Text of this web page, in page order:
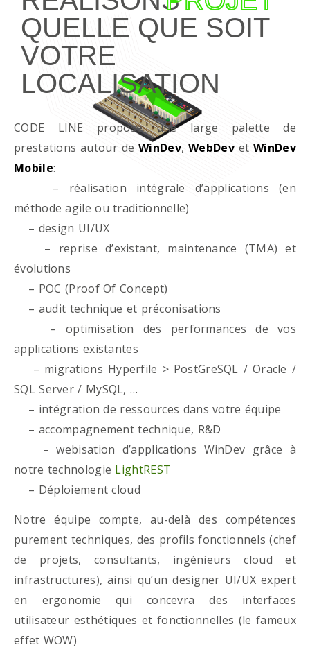
QUELLE QUE SOIT
VOTRE
LOCALISATION
CODE LINE propose une large palette de
prestations autour deWinDev,WebDevet WinDev
Mobile:
– réalisation intégrale d’applications (en
méthode agile ou traditionnelle)
– design UI/UX
– reprise d’existant, maintenance (TMA) et
évolutions
– POC (Proof Of Concept)
– audit technique et préconisations
– optimisation des performances de vos
applications existantes
– migrations Hyperfile > PostGreSQL / Oracle /
SQL Server / MySQL, …
– intégration de ressources dans votre équipe
– accompagnement technique, R&D
– webisation d’applications WinDev grâce à
notre technologie LightREST
– Déploiement cloud
Notre équipe compte, au-delà des compétences
purement techniques, des profils fonctionnels (chef
de projets, consultants, ingénieurs cloud et
infrastructures), ainsi qu’un designer UI/UX expert
en ergonomie qui concevra des interfaces
utilisateur esthétiques et fonctionnelles (le fameux
effet WOW)